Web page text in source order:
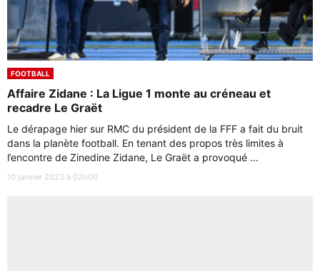
FOOTBALL
Affaire Zidane : La Ligue 1 monte au créneau et
recadre Le Graët
Le dérapage hier sur RMC du président de la FFF a fait du bruit
dans la planète football. En tenant des propos très limites à
l’encontre de Zinedine Zidane, Le Graët a provoqué ...
10 janvier 2023 à 02h00